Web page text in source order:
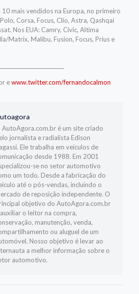
mais vendidos na Europa, no primeiro
Corsa, Focus, Clio, Astra, Qashqai
Nos EUA: Camry, Civic, Altima
Matrix, Malibu, Fusion, Focus, Prius e
ewww.twitter.com/fernandocalmon
AutoAgora.com.br é um site criado
jornalista e radialista Edison
Ele trabalha em veículos de
desde 1988. Em 2001
se no setor automotivo
um todo. Desde a fabricação do
até o pós-vendas, incluindo o
de reposição independente. O
objetivo do AutoAgora.com.br
o leitor na compra,
manutenção, venda,
ou aluguel de um
Nosso objetivo é levar ao
a melhor informação sobre o
automotivo.